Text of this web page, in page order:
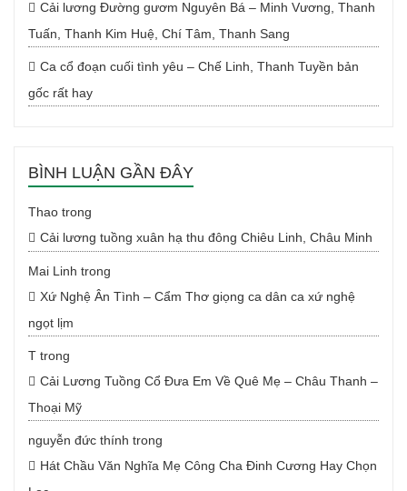
Cải lương Đường gươm Nguyên Bá – Minh Vương, Thanh
Tuấn, Thanh Kim Huệ, Chí Tâm, Thanh Sang
Ca cổ đoạn cuối tình yêu – Chế Linh, Thanh Tuyền bản
gốc rất hay
BÌNH LUẬN GẦN ĐÂY
Thao trong
Cải lương tuồng xuân hạ thu đông Chiêu Linh, Châu Minh
Mai Linh trong
Xứ Nghệ Ân Tình – Cẩm Thơ giọng ca dân ca xứ nghệ
ngọt lịm
T trong
Cải Lương Tuồng Cổ Đưa Em Về Quê Mẹ – Châu Thanh –
Thoại Mỹ
nguyễn đức thính trong
Hát Chầu Văn Nghĩa Mẹ Công Cha Đinh Cương Hay Chọn